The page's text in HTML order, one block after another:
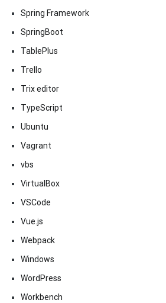
Spring Framework
SpringBoot
TablePlus
Trello
Trix editor
TypeScript
Ubuntu
Vagrant
vbs
VirtualBox
VSCode
Vue.js
Webpack
Windows
WordPress
Workbench